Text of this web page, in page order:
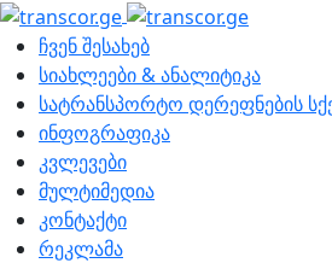
ჩვენ შესახებ
სიახლეები & ანალიტიკა
სატრანსპორტო დერეფნების
ინფოგრაფიკა
კვლევები
მულტიმედია
კონტაქტი
რეკლამა